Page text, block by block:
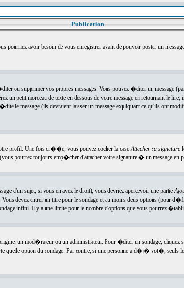
Publication
pourriez avoir besoin de vous enregistrer avant de pouvoir poster un
ou supprimer vos propres messages. Vous pouvez �diter un message
petit morceau de texte en dessous de votre message en retournant le
le message (ils devraient laisser un message expliquant ce qu'ils ont
profil. Une fois cr��e, vous pouvez cocher la caseAttacher sa signature
pourrez toujours emp�cher d'attacher votre signature � un message en
d'un sujet, si vous en avez le droit), vous devriez apercevoir une partie
devez entrer un titre pour le sondage et au moins deux options (pour
infini. Il y a une limite pour le nombre d'options que vous pourrez
un mod�rateur ou un administrateur. Pour �diter un sondage, cliquez
quelle option du sondage. Par contre, si une personne a d�j� vot�,